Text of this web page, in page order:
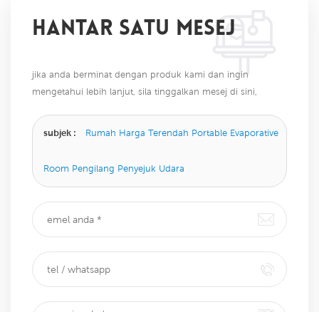
HANTAR SATU MESEJ
jika anda berminat dengan produk kami dan ingin
mengetahui lebih lanjut, sila tinggalkan mesej di sini,
subjek : Rumah Harga Terendah Portable Evaporative
Room Pengilang Penyejuk Udara